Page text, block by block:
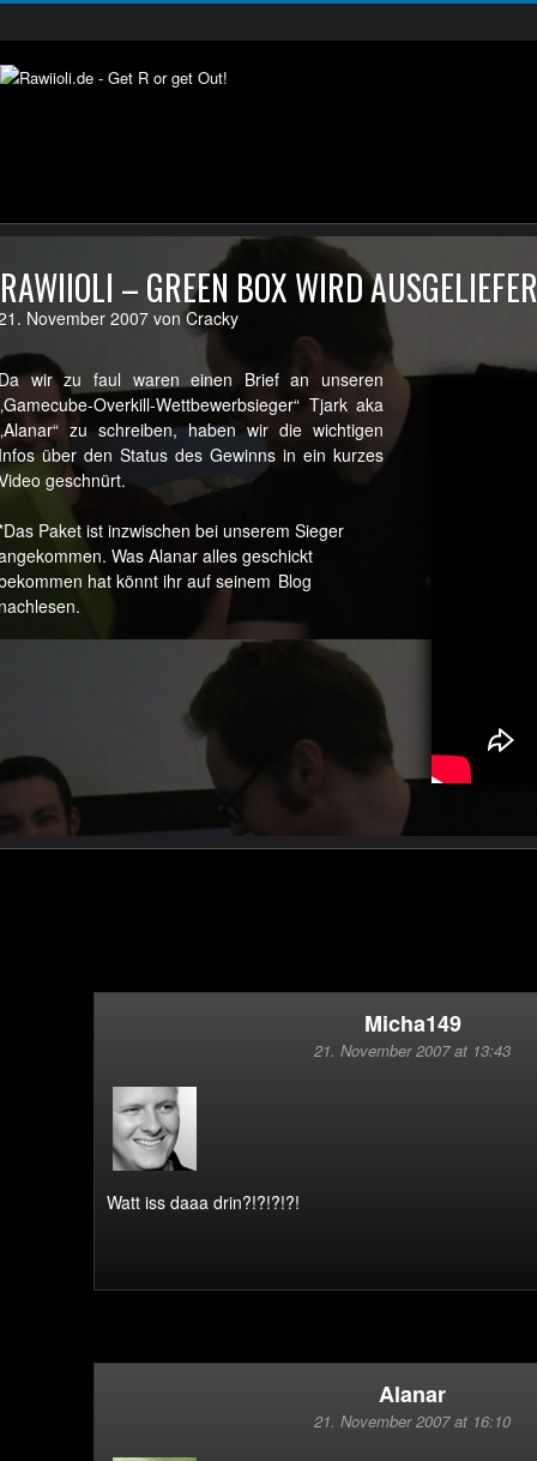
RAWIIOLI – GREEN BOX WIRD
November 2007 von Cracky
wir zu faul waren einen Brief an unseren
Overkill-Wettbewerbsieger“ Tjark aka
zu schreiben, haben wir die wichtigen
über den Status des Gewinns in ein kurzes
geschnürt.
Paket ist inzwischen bei unserem Sieger
Was Alanar alles geschickt
hat könnt ihr auf seinem Blog
Micha149
21. November 2007 at 13:43
Watt iss daaa drin?!?!?!?!
Alanar
21. November 2007 at 16:10